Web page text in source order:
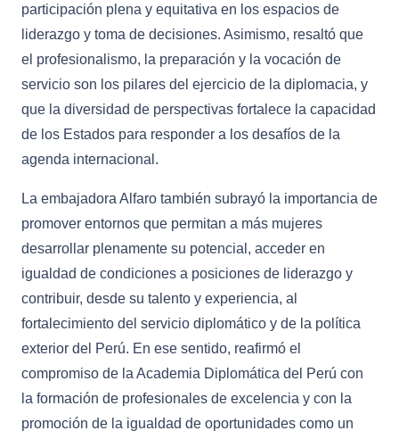
participación plena y equitativa en los espacios de
liderazgo y toma de decisiones. Asimismo, resaltó que
el profesionalismo, la preparación y la vocación de
servicio son los pilares del ejercicio de la diplomacia, y
que la diversidad de perspectivas fortalece la capacidad
de los Estados para responder a los desafíos de la
agenda internacional.
La embajadora Alfaro también subrayó la importancia de
promover entornos que permitan a más mujeres
desarrollar plenamente su potencial, acceder en
igualdad de condiciones a posiciones de liderazgo y
contribuir, desde su talento y experiencia, al
fortalecimiento del servicio diplomático y de la política
exterior del Perú. En ese sentido, reafirmó el
compromiso de la Academia Diplomática del Perú con
la formación de profesionales de excelencia y con la
promoción de la igualdad de oportunidades como un